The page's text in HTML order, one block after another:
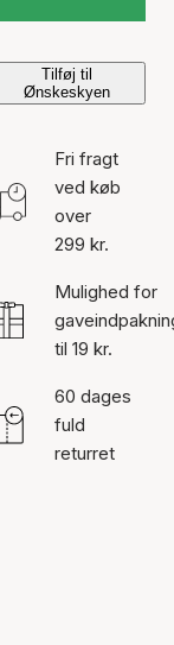
Tilføj til
Ønskeskyen
Fri fragt
ved køb
over
299 kr.
Mulighed for
til 19 kr.
60 dages
fuld
returret